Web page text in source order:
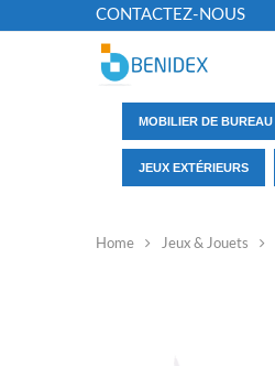
CONTACTEZ-NOUS
MOBILIER DE BUREAU
JEUX EXTÉRIEURS
Home Jeux & Jouets